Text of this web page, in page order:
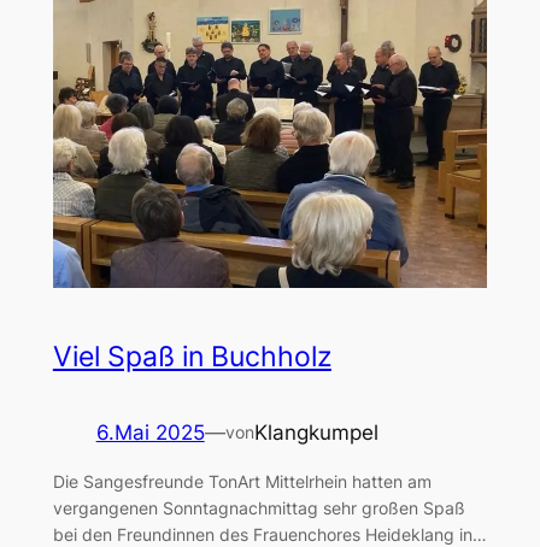
Viel Spaß in Buchholz
6.Mai 2025—vonKlangkumpel
Die Sangesfreunde TonArt Mittelrhein hatten am
vergangenen Sonntagnachmittag sehr großen Spaß
bei den Freundinnen des Frauenchores Heideklang in…